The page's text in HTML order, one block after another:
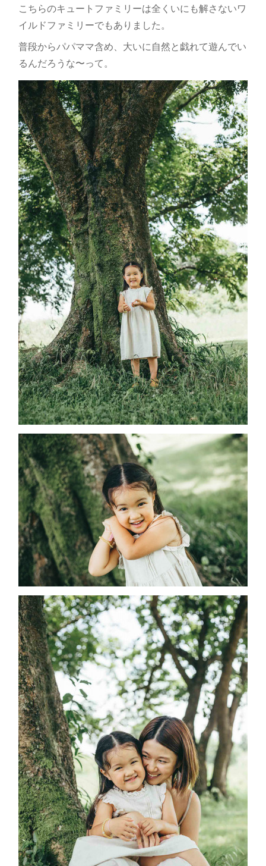
こちらのキュートファミリーは全くいにも解さないワ
イルドファミリーでもありました。
普段からパパママ含め、大いに自然と戯れて遊んでい
るんだろうな〜って。